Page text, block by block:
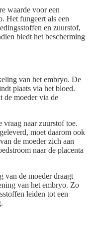
waarde voor een
Het fungeert als een
en zuurstof,
biedt het bescherming
van het embryo. De
plaats via het bloed.
de moeder via de
vraag naar zuurstof toe.
moet daarom ook
de moeder zich aan
naar de placenta
van de moeder draagt
van het embryo. Zo
leiden tot een